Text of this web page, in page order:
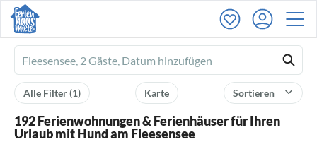
Ferienhausmiete
logo
Sortieren
Karte
Alle Filter(1)
192 Ferienwohnungen & Ferienhäuser für Ihren
Urlaub mit Hund am Fleesensee